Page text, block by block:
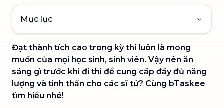
Mục lục
Đạt thành tích cao trong kỳ thi luôn là mong
muốn của mọi học sinh, sinh viên. Vậy nên ăn
sáng gì trước khi đi thi để cung cấp đầy đủ năng
lượng và tinh thần cho các sĩ tử? Cùng bTaskee
tìm hiểu nhé!